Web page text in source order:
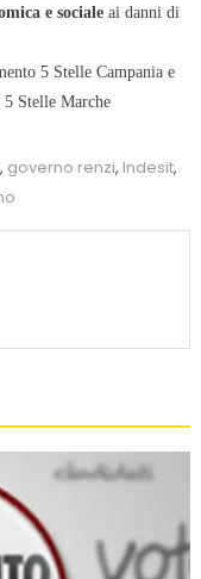
e socialeai danni di
5 Stelle Campania e
Stelle Marche
, governo renzi, Indesit,